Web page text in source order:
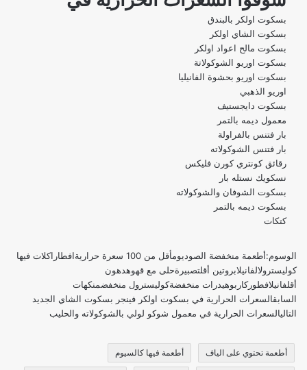
بسكوت اولكر بالبندق
بسكوت الشاي اولكر
بسكوت مالح اعواد اولكر
بسكوت اوريو الشوكولاتة
بسكوت اوريو بحشوة الفانيليا
اوريو الذهبي
بسكوت دايجستيف
معمول ديمه بالتمر
بار فتنس بالفراولة
بار فتنس الشوكولاته
رقائق كونتري كورن فليكس
نسكويك نستله بار
بسكوت الشوفان والشوكولاته
بسكوت ديمه بالتمر
كتكات
الوسوم:أطعمة منخفضة الصوديومأقل من 100 سعرة حرارية افطار اكلات فيها
كوليسترولالفانيلابروتين أقلتصبيرةحلى مع قهوهدهون
أقلفانيلافطوركاربوهيدرات منخفضةكوليسترول منخفضمنكهات
السابقالسعرات الحرارية في بسكوت اولكر فينجر بسكوت الشاي الجديد
التاليالسعرات الحرارية في معمول شوكو لولي بالشوكولاته والحليب
أطعمة تحتوي على الياف أطعمة فيها كالسيوم